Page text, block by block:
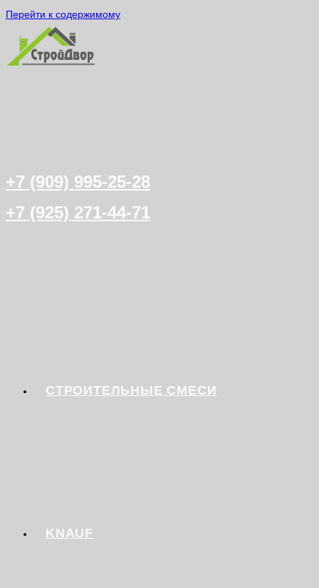
Перейти к содержимому
+7 (909) 995-25-28
+7 (925) 271-44-71
СТРОИТЕЛЬНЫЕ СМЕСИ
KNAUF